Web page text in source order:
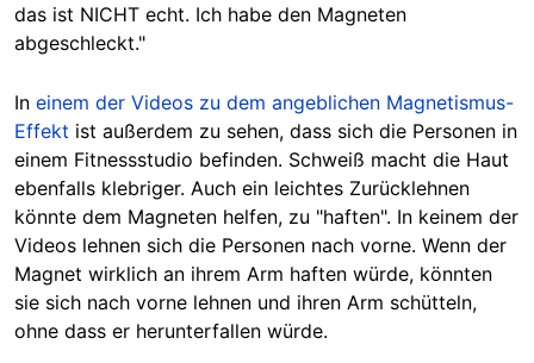
das ist NICHT echt. Ich habe den Magneten
abgeschleckt."
In einem der Videos zu dem angeblichen Magnetismus-
Effekt ist außerdem zu sehen, dass sich die Personen in
einem Fitnessstudio befinden. Schweiß macht die Haut
ebenfalls klebriger. Auch ein leichtes Zurücklehnen
könnte dem Magneten helfen, zu "haften". In keinem der
Videos lehnen sich die Personen nach vorne. Wenn der
Magnet wirklich an ihrem Arm haften würde, könnten
sie sich nach vorne lehnen und ihren Arm schütteln,
ohne dass er herunterfallen würde.